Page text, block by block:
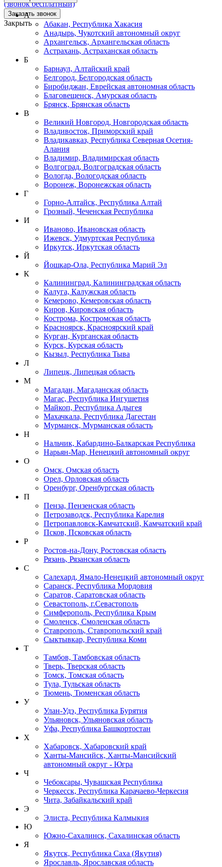
(звонок бесплатный)
Заказать звонок
Закрыть
А
Абакан, Республика Хакасия
Анадырь, Чукотский автономный округ
Архангельск, Архангельская область
Астрахань, Астраханская область
Б
Барнаул, Алтайский край
Белгород, Белгородская область
Биробиджан, Еврейская автономная область
Благовещенск, Амурская область
Брянск, Брянская область
В
Великий Новгород, Новгородская область
Владивосток, Приморский край
Владикавказ, Республика Северная Осетия-
Алания
Владимир, Владимирская область
Волгоград, Волгоградская область
Вологда, Вологодская область
Воронеж, Воронежская область
Г
Горно-Алтайск, Республика Алтай
Грозный, Чеченская Республика
И
Иваново, Ивановская область
Ижевск, Удмуртская Республика
Иркутск, Иркутская область
Й
Йошкар-Ола, Республика Марий Эл
К
Калининград, Калининградская область
Калуга, Калужская область
Кемерово, Кемеровская область
Киров, Кировская область
Кострома, Костромская область
Красноярск, Красноярский край
Курган, Курганская область
Курск, Курская область
Кызыл, Республика Тыва
Л
Липецк, Липецкая область
М
Магадан, Магаданская область
Магас, Республика Ингушетия
Майкоп, Республика Адыгея
Махачкала, Республика Дагестан
Мурманск, Мурманская область
Н
Нальчик, Кабардино-Балкарская Республика
Нарьян-Мар, Ненецкий автономный округ
О
Омск, Омская область
Орел, Орловская область
Оренбург, Оренбургская область
П
Пенза, Пензенская область
Петрозаводск, Республика Карелия
Петропавловск-Камчатский, Камчатский край
Псков, Псковская область
Р
Ростов-на-Дону, Ростовская область
Рязань, Рязанская область
С
Салехард, Ямало-Ненецкий автономный округ
Саранск, Республика Мордовия
Саратов, Саратовская область
Севастополь, г.Севастополь
Симферополь, Республика Крым
Смоленск, Смоленская область
Ставрополь, Ставропольский край
Сыктывкар, Республика Коми
Т
Тамбов, Тамбовская область
Тверь, Тверская область
Томск, Томская область
Тула, Тульская область
Тюмень, Тюменская область
У
Улан-Удэ, Республика Бурятия
Ульяновск, Ульяновская область
Уфа, Республика Башкортостан
Х
Хабаровск, Хабаровский край
Ханты-Мансийск, Ханты-Мансийский
автономный округ - Югра
Ч
Чебоксары, Чувашская Республика
Черкесск, Республика Карачаево-Черкесия
Чита, Забайкальский край
Э
Элиста, Республика Калмыкия
Ю
Южно-Сахалинск, Сахалинская область
Я
Якутск, Республика Саха (Якутия)
Ярославль, Ярославская область